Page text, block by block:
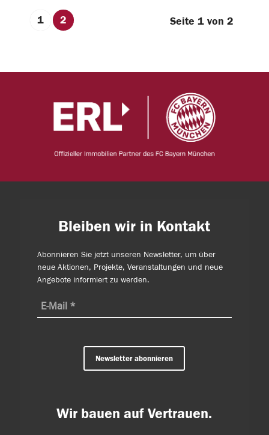
Seite 1 von 2
1 2
Bleiben wir in Kontakt
Abonnieren Sie jetzt unseren Newsletter, um über
neue Aktionen, Projekte, Veranstaltungen und neue
Angebote informiert zu werden.
Newsletter abonnieren
Wir bauen auf Vertrauen.